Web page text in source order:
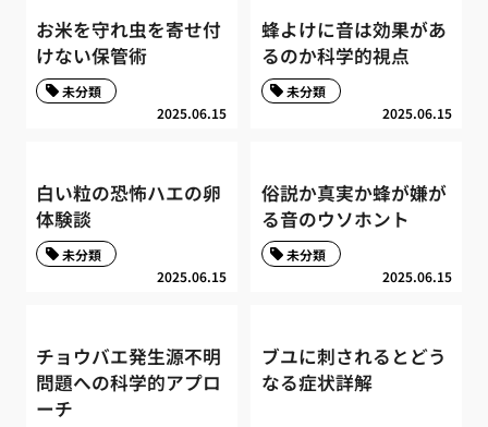
お米を守れ虫を寄せ付
けない保管術
2025.06.15
未分類
蜂よけに音は効果があ
るのか科学的視点
2025.06.15
未分類
白い粒の恐怖ハエの卵
体験談
2025.06.15
未分類
俗説か真実か蜂が嫌が
る音のウソホント
2025.06.15
未分類
チョウバエ発生源不明
問題への科学的アプロ
ーチ
ブユに刺されるとどう
なる症状詳解